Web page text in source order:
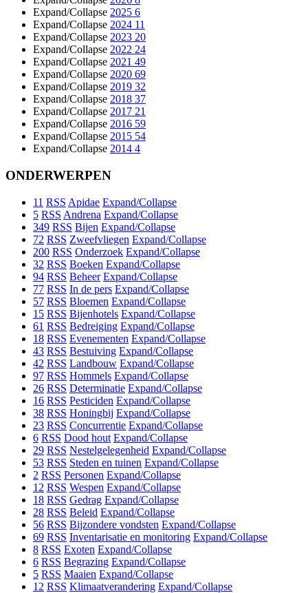
Expand/Collapse 2025 6
Expand/Collapse 2024 11
Expand/Collapse 2023 20
Expand/Collapse 2022 24
Expand/Collapse 2021 49
Expand/Collapse 2020 69
Expand/Collapse 2019 32
Expand/Collapse 2018 37
Expand/Collapse 2017 21
Expand/Collapse 2016 59
Expand/Collapse 2015 54
Expand/Collapse 2014 4
ONDERWERPEN
11 RSS Apidae Expand/Collapse
5 RSS Andrena Expand/Collapse
349 RSS Bijen Expand/Collapse
72 RSS Zweefvliegen Expand/Collapse
200 RSS Onderzoek Expand/Collapse
32 RSS Boeken Expand/Collapse
94 RSS Beheer Expand/Collapse
77 RSS In de pers Expand/Collapse
57 RSS Bloemen Expand/Collapse
15 RSS Bijenhotels Expand/Collapse
61 RSS Bedreiging Expand/Collapse
18 RSS Evenementen Expand/Collapse
43 RSS Bestuiving Expand/Collapse
42 RSS Landbouw Expand/Collapse
97 RSS Hommels Expand/Collapse
26 RSS Determinatie Expand/Collapse
16 RSS Pesticiden Expand/Collapse
38 RSS Honingbij Expand/Collapse
23 RSS Concurrentie Expand/Collapse
6 RSS Dood hout Expand/Collapse
29 RSS Nestelgelegenheid Expand/Collapse
53 RSS Steden en tuinen Expand/Collapse
2 RSS Personen Expand/Collapse
12 RSS Wespen Expand/Collapse
18 RSS Gedrag Expand/Collapse
28 RSS Beleid Expand/Collapse
56 RSS Bijzondere vondsten Expand/Collapse
69 RSS Inventarisatie en monitoring Expand/Collapse
8 RSS Exoten Expand/Collapse
6 RSS Begrazing Expand/Collapse
5 RSS Maaien Expand/Collapse
12 RSS Klimaatverandering Expand/Collapse